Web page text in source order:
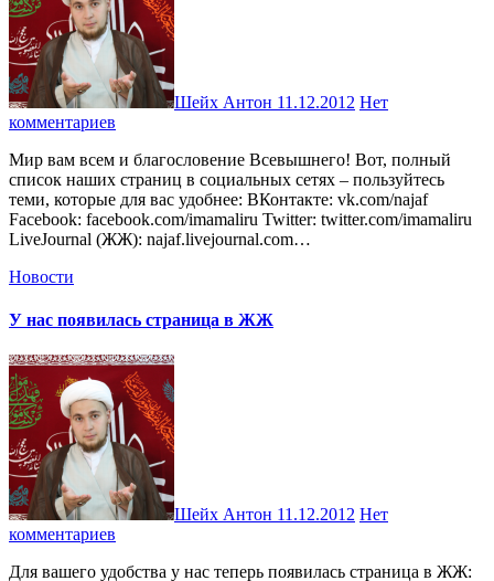
Шейх Антон 11.12.2012 Нет
комментариев
Мир вам всем и благословение Всевышнего! Вот, полный
список наших страниц в социальных сетях – пользуйтесь
теми, которые для вас удобнее: ВКонтакте: vk.com/najaf
Facebook: facebook.com/imamaliru Twitter: twitter.com/imamaliru
LiveJournal (ЖЖ): najaf.livejournal.com…
Новости
У нас появилась страница в ЖЖ
Шейх Антон 11.12.2012 Нет
комментариев
Для вашего удобства у нас теперь появилась страница в ЖЖ: